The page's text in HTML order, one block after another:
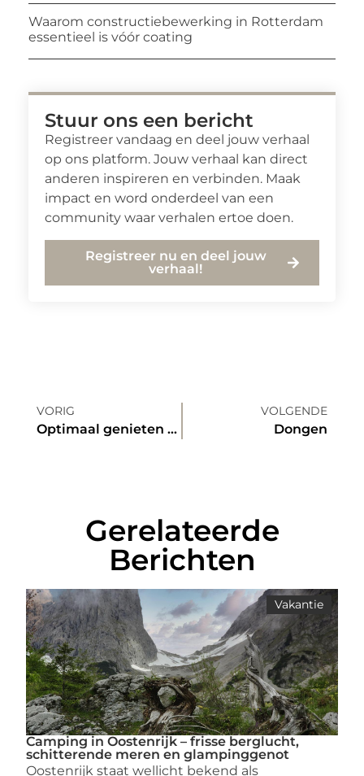
Waarom constructiebewerking in Rotterdam
essentieel is vóór coating
Stuur ons een bericht
Registreer vandaag en deel jouw verhaal
op ons platform. Jouw verhaal kan direct
anderen inspireren en verbinden. Maak
impact en word onderdeel van een
community waar verhalen ertoe doen.
Registreer nu en deel jouw
verhaal!
VORIG
Optimaal genieten van je tuin
VOLGENDE
Dongen
Gerelateerde
Berichten
Vakantie
Camping in Oostenrijk – frisse berglucht,
schitterende meren en glampinggenot
Oostenrijk staat wellicht bekend als